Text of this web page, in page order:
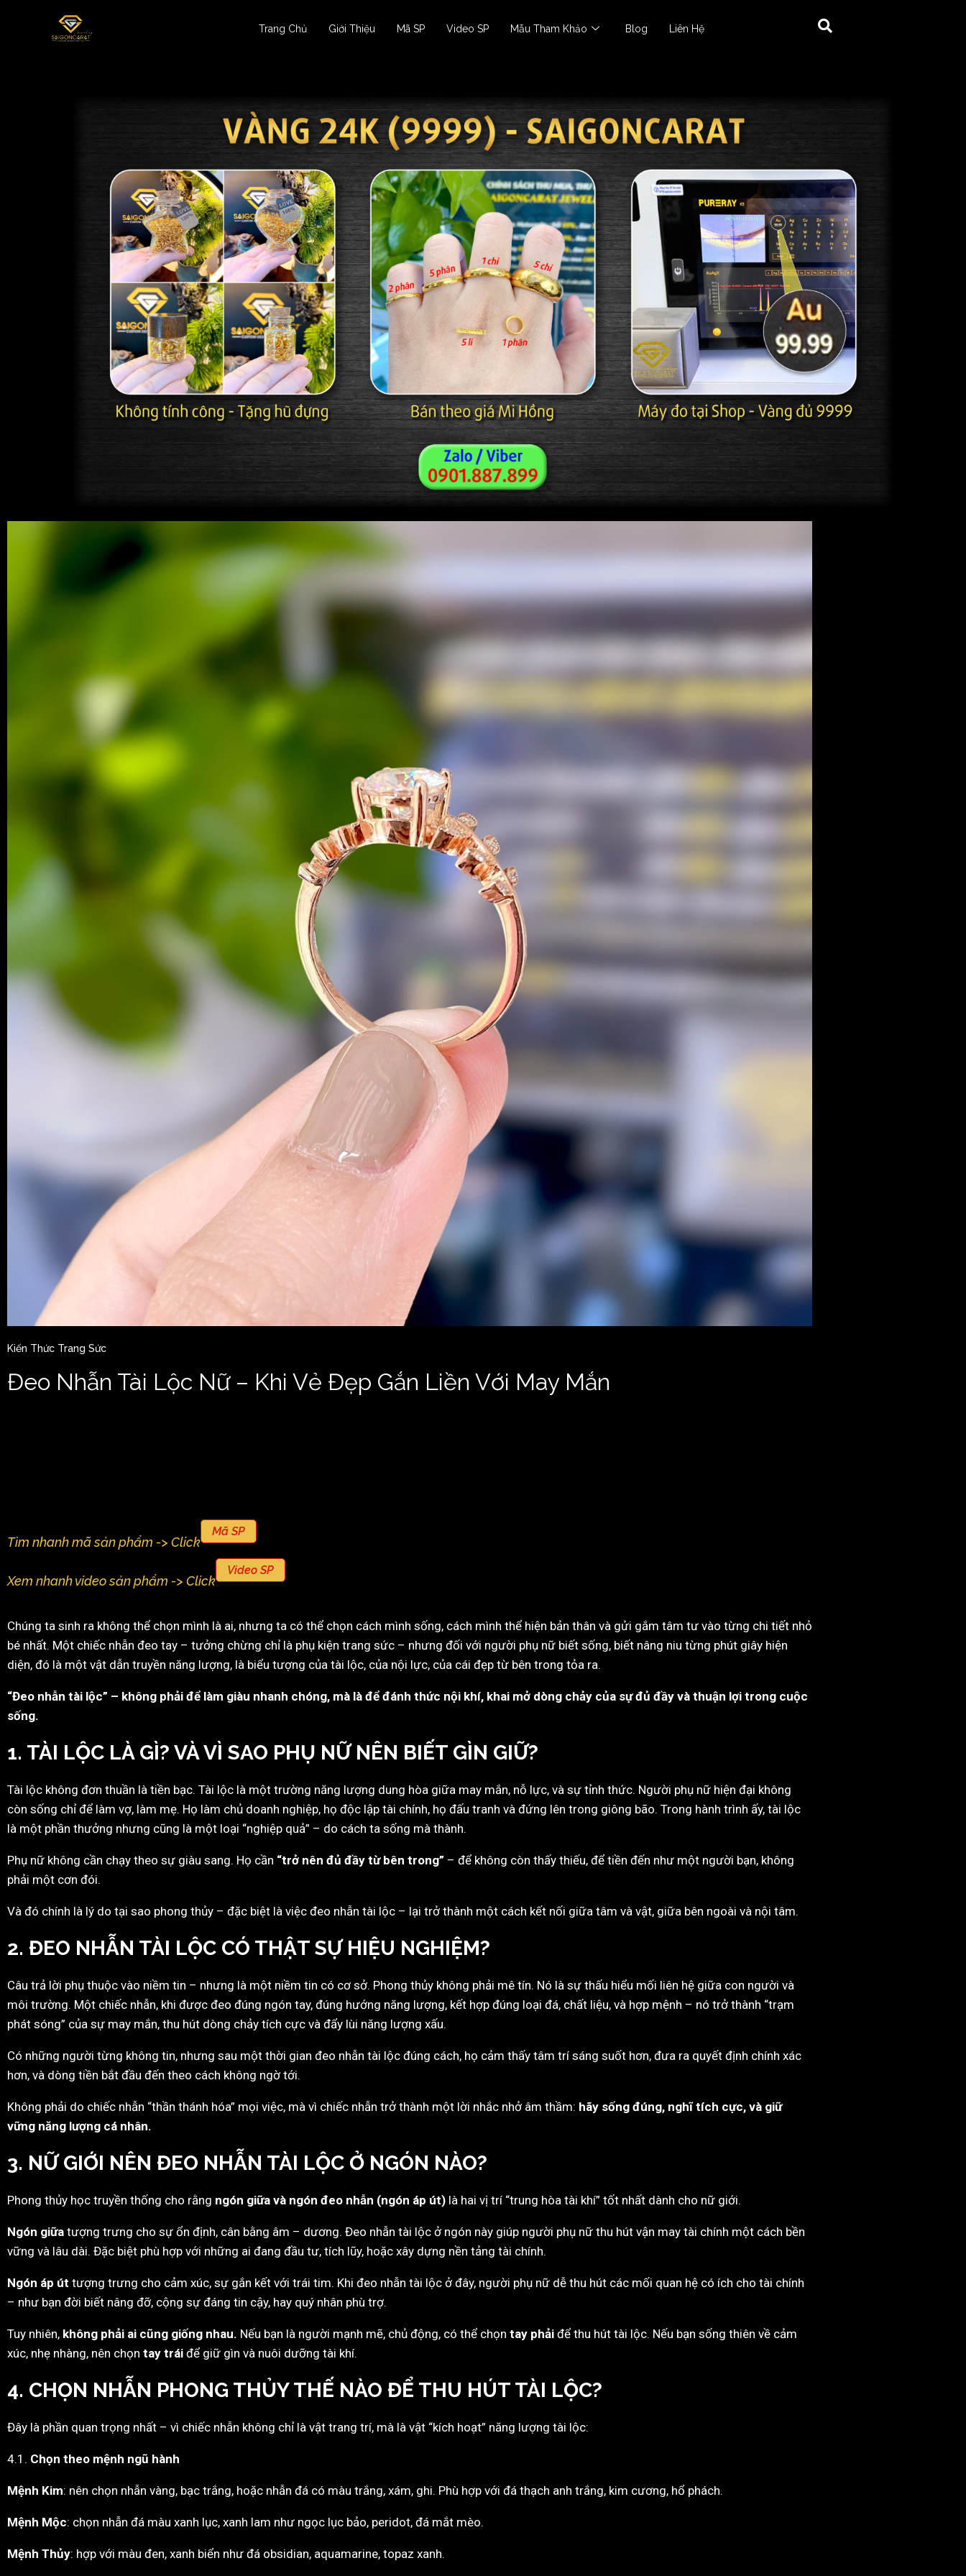
Trang Chủ Giới Thiệu Mã SP Video SP Mẫu Tham Khảo Blog Liên Hệ
Kiến Thức Trang Sức
Đeo Nhẫn Tài Lộc Nữ – Khi Vẻ Đẹp Gắn Liền Với May Mắn
Tìm nhanh mã sản phẩm -> Click
Mã SP
Xem nhanh video sản phẩm -> Click
Video SP
Chúng ta sinh ra không thể chọn mình là ai, nhưng ta có thể chọn cách mình sống, cách mình thể hiện bản thân và gửi gắm tâm tư vào từng chi tiết nhỏ
bé nhất. Một chiếc nhẫn đeo tay – tưởng chừng chỉ là phụ kiện trang sức – nhưng đối với người phụ nữ biết sống, biết nâng niu từng phút giây hiện
diện, đó là một vật dẫn truyền năng lượng, là biểu tượng của tài lộc, của nội lực, của cái đẹp từ bên trong tỏa ra.
“Đeo nhẫn tài lộc” – không phải để làm giàu nhanh chóng, mà là để đánh thức nội khí, khai mở dòng chảy của sự đủ đầy và thuận lợi trong cuộc
sống.
1. TÀI LỘC LÀ GÌ? VÀ VÌ SAO PHỤ NỮ NÊN BIẾT GÌN GIỮ?
Tài lộc không đơn thuần là tiền bạc. Tài lộc là một trường năng lượng dung hòa giữa may mắn, nỗ lực, và sự tỉnh thức. Người phụ nữ hiện đại không
còn sống chỉ để làm vợ, làm mẹ. Họ làm chủ doanh nghiệp, họ độc lập tài chính, họ đấu tranh và đứng lên trong giông bão. Trong hành trình ấy, tài lộc
là một phần thưởng nhưng cũng là một loại “nghiệp quả” – do cách ta sống mà thành.
Phụ nữ không cần chạy theo sự giàu sang. Họ cần “trở nên đủ đầy từ bên trong” – để không còn thấy thiếu, để tiền đến như một người bạn, không
phải một cơn đói.
Và đó chính là lý do tại sao phong thủy – đặc biệt là việc đeo nhẫn tài lộc – lại trở thành một cách kết nối giữa tâm và vật, giữa bên ngoài và nội tâm.
2. ĐEO NHẪN TÀI LỘC CÓ THẬT SỰ HIỆU NGHIỆM?
Câu trả lời phụ thuộc vào niềm tin – nhưng là một niềm tin có cơ sở. Phong thủy không phải mê tín. Nó là sự thấu hiểu mối liên hệ giữa con người và
môi trường. Một chiếc nhẫn, khi được đeo đúng ngón tay, đúng hướng năng lượng, kết hợp đúng loại đá, chất liệu, và hợp mệnh – nó trở thành “trạm
phát sóng” của sự may mắn, thu hút dòng chảy tích cực và đẩy lùi năng lượng xấu.
Có những người từng không tin, nhưng sau một thời gian đeo nhẫn tài lộc đúng cách, họ cảm thấy tâm trí sáng suốt hơn, đưa ra quyết định chính xác
hơn, và dòng tiền bắt đầu đến theo cách không ngờ tới.
Không phải do chiếc nhẫn “thần thánh hóa” mọi việc, mà vì chiếc nhẫn trở thành một lời nhắc nhở âm thầm: hãy sống đúng, nghĩ tích cực, và giữ
vững năng lượng cá nhân.
3. NỮ GIỚI NÊN ĐEO NHẪN TÀI LỘC Ở NGÓN NÀO?
Phong thủy học truyền thống cho rằng ngón giữa và ngón đeo nhẫn (ngón áp út) là hai vị trí “trung hòa tài khí” tốt nhất dành cho nữ giới.
Ngón giữa tượng trưng cho sự ổn định, cân bằng âm – dương. Đeo nhẫn tài lộc ở ngón này giúp người phụ nữ thu hút vận may tài chính một cách bền
vững và lâu dài. Đặc biệt phù hợp với những ai đang đầu tư, tích lũy, hoặc xây dựng nền tảng tài chính.
Ngón áp út tượng trưng cho cảm xúc, sự gắn kết với trái tim. Khi đeo nhẫn tài lộc ở đây, người phụ nữ dễ thu hút các mối quan hệ có ích cho tài chính
– như bạn đời biết nâng đỡ, cộng sự đáng tin cậy, hay quý nhân phù trợ.
Tuy nhiên, không phải ai cũng giống nhau. Nếu bạn là người mạnh mẽ, chủ động, có thể chọn tay phải để thu hút tài lộc. Nếu bạn sống thiên về cảm
xúc, nhẹ nhàng, nên chọn tay trái để giữ gìn và nuôi dưỡng tài khí.
4. CHỌN NHẪN PHONG THỦY THẾ NÀO ĐỂ THU HÚT TÀI LỘC?
Đây là phần quan trọng nhất – vì chiếc nhẫn không chỉ là vật trang trí, mà là vật “kích hoạt” năng lượng tài lộc:
4.1. Chọn theo mệnh ngũ hành
Mệnh Kim: nên chọn nhẫn vàng, bạc trắng, hoặc nhẫn đá có màu trắng, xám, ghi. Phù hợp với đá thạch anh trắng, kim cương, hổ phách.
Mệnh Mộc: chọn nhẫn đá màu xanh lục, xanh lam như ngọc lục bảo, peridot, đá mắt mèo.
Mệnh Thủy: hợp với màu đen, xanh biển như đá obsidian, aquamarine, topaz xanh.